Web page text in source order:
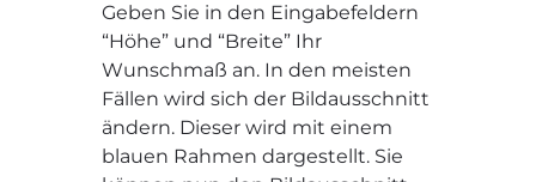
Geben Sie in den Eingabefeldern
“Höhe” und “Breite” Ihr
Wunschmaß an. In den meisten
Fällen wird sich der Bildausschnitt
ändern. Dieser wird mit einem
blauen Rahmen dargestellt. Sie